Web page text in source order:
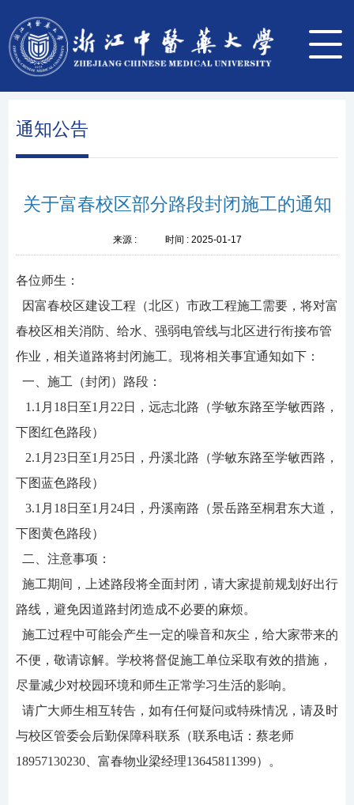
通知公告
关于富春校区部分路段封闭施工的通知
来源 : 时间 : 2025-01-17
各位师生：
因富春校区建设工程（北区）市政工程施工需要，将对富
春校区相关消防、给水、强弱电管线与北区进行衔接布管
作业，相关道路将封闭施工。现将相关事宜通知如下：
一、施工（封闭）路段：
1.1月18日至1月22日，远志北路（学敏东路至学敏西路，
下图红色路段）
2.1月23日至1月25日，丹溪北路（学敏东路至学敏西路，
下图蓝色路段）
3.1月18日至1月24日，丹溪南路（景岳路至桐君东大道，
下图黄色路段）
二、注意事项：
施工期间，上述路段将全面封闭，请大家提前规划好出行
路线，避免因道路封闭造成不必要的麻烦。
施工过程中可能会产生一定的噪音和灰尘，给大家带来的
不便，敬请谅解。学校将督促施工单位采取有效的措施，
尽量减少对校园环境和师生正常学习生活的影响。
请广大师生相互转告，如有任何疑问或特殊情况，请及时
与校区管委会后勤保障科联系（联系电话：蔡老师
18957130230、富春物业梁经理13645811399）。